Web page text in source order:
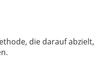
die darauf abzielt,